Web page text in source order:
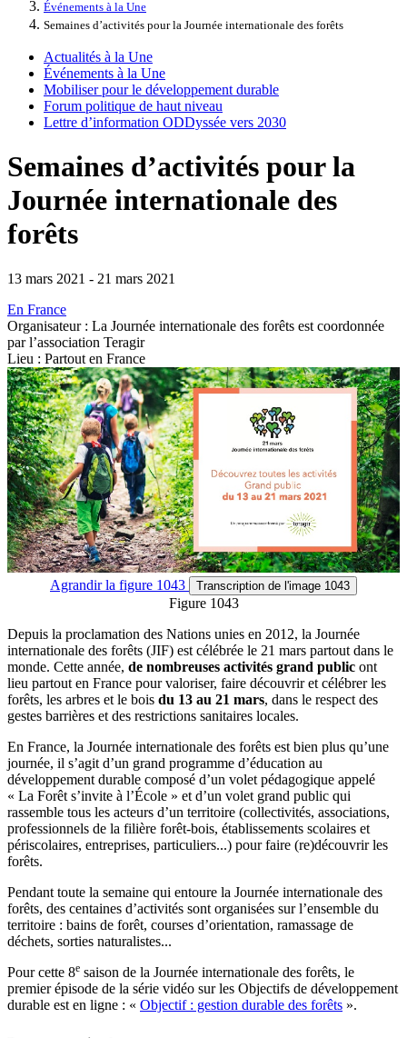
Événements à la Une
Semaines d’activités pour la Journée internationale des forêts
Actualités à la Une
Événements à la Une
Mobiliser pour le développement durable
Forum politique de haut niveau
Lettre d’information ODDyssée vers 2030
Semaines d’activités pour la
Journée internationale des
forêts
13 mars 2021 - 21 mars 2021
En France
Organisateur : La Journée internationale des forêts est coordonnée
par l’association Teragir
Lieu : Partout en France
Agrandirla figure 1043 Transcription de l'image 1043
Figure 1043
Depuis la proclamation des Nations unies en 2012, la Journée
internationale des forêts (JIF) est célébrée le 21 mars partout dans le
monde. Cette année, de nombreuses activités grand public ont
lieu partout en France pour valoriser, faire découvrir et célébrer les
forêts, les arbres et le bois du 13 au 21 mars, dans le respect des
gestes barrières et des restrictions sanitaires locales.
En France, la Journée internationale des forêts est bien plus qu’une
journée, il s’agit d’un grand programme d’éducation au
développement durable composé d’un volet pédagogique appelé
« La Forêt s’invite à l’École » et d’un volet grand public qui
rassemble tous les acteurs d’un territoire (collectivités, associations,
professionnels de la filière forêt-bois, établissements scolaires et
périscolaires, entreprises, particuliers...) pour faire (re)découvrir les
forêts.
Pendant toute la semaine qui entoure la Journée internationale des
forêts, des centaines d’activités sont organisées sur l’ensemble du
territoire : bains de forêt, courses d’orientation, ramassage de
déchets, sorties naturalistes...
Pour cette 8e saison de la Journée internationale des forêts, le
premier épisode de la série vidéo sur les Objectifs de développement
durable est en ligne : « Objectif : gestion durable des forêts ».